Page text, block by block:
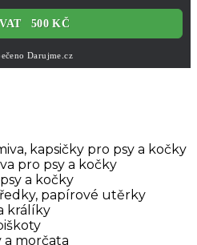
kapsičky pro psy a kočky
pro psy a kočky
a kočky
papírové utěrky
králíky
a morčata